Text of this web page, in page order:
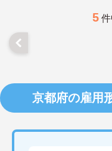
5
京都府の雇用